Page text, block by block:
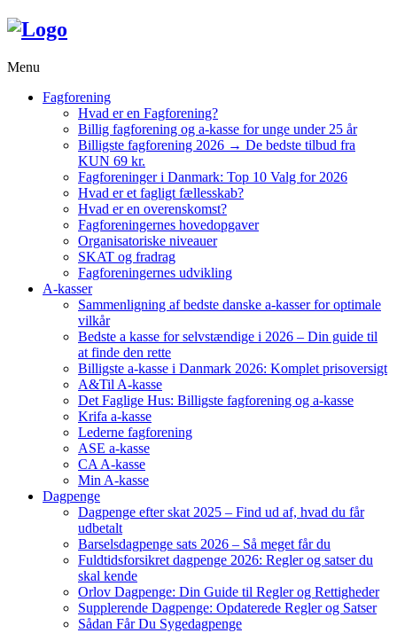
Menu
Fagforening
Hvad er en Fagforening?
Billig fagforening og a-kasse for unge under 25 år
Billigste fagforening 2026 → De bedste tilbud fra
KUN 69 kr.
Fagforeninger i Danmark: Top 10 Valg for 2026
Hvad er et fagligt fællesskab?
Hvad er en overenskomst?
Fagforeningernes hovedopgaver
Organisatoriske niveauer
SKAT og fradrag
Fagforeningernes udvikling
A-kasser
Sammenligning af bedste danske a-kasser for optimale
vilkår
Bedste a kasse for selvstændige i 2026 – Din guide til
at finde den rette
Billigste a-kasse i Danmark 2026: Komplet prisoversigt
A&Til A-kasse
Det Faglige Hus: Billigste fagforening og a-kasse
Krifa a-kasse
Lederne fagforening
ASE a-kasse
CA A-kasse
Min A-kasse
Dagpenge
Dagpenge efter skat 2025 – Find ud af, hvad du får
udbetalt
Barselsdagpenge sats 2026 – Så meget får du
Fuldtidsforsikret dagpenge 2026: Regler og satser du
skal kende
Orlov Dagpenge: Din Guide til Regler og Rettigheder
Supplerende Dagpenge: Opdaterede Regler og Satser
Sådan Får Du Sygedagpenge